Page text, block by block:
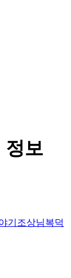
정보
기 조상님복덕